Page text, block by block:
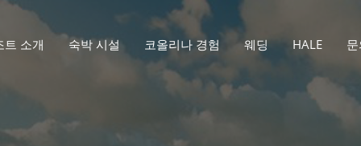
트 소개 숙박 시설 코올리나 경험 웨딩 HALE